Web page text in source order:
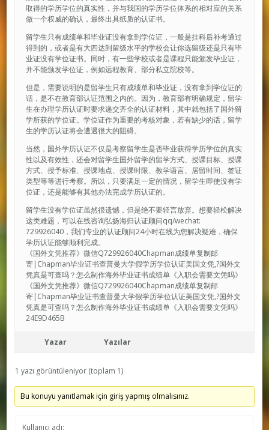
取得的学历学位的真实性，并与我国的学历学位体系的相对应的关系
做一个权威的确认，最终出具纸质的认证书。
留学生只有成绩单和毕业证没有拿到学位证，一般是挂科后补考通过
得到的，或者是有大四达到留级水平的学校会让你选留级还是只有毕
业证没有学位证书。同时，有一些学校或者是课程只能颁发毕业证，
并不能颁发学位证，例如远程教育、部分私立院校等。
但是，需要说明的是留学生只有成绩单和毕业证，没有拿到学位证的
话，是不在教育部认证范围之内的。因为，教育部有明确规定，留学
生在办理学历认证时要求递交齐全的认证材料，其中就包括了国外留
学所获的学位证。学位证作为重要的考核对象，若有缺少的话，留学
生的学历认证将会遭遇很大的阻碍。
当然，国外学历认证不仅是考察留学生是否毕业获得学历学位的真实
性以及有效性，还会对留学生国外留学的留学方式、授课目标、授课
方式、授予标准、授课地点、授课时限、教学语言、居留时间、签证
类型等等进行考察。所以，只要满足一定的情况，留学生即使没有学
位证，还是能够有其他办法完成学历认证的。
留学生没有学位证虽然很遗憾，但是绝不要轻言放弃。想要轻松解决
这类难题，可以在线咨询弘扬海归认证顾问qq/wechat:
729926040，我们专业的认证顾问24小时在线为您解决疑难，确保
学历认证能够顺利完成。
《国外文凭推荐》微信Q729926040Chapman成绩单复制邮
寄|Chapman毕业证书查普曼大学假学历学位认证美国文凭,?国外文
凭真是可查吗？怎么制作海外毕业证书成绩单《入职会需要文凭吗》
《国外文凭推荐》微信Q729926040Chapman成绩单复制邮
寄|Chapman毕业证书查普曼大学假学历学位认证美国文凭,?国外文
凭真是可查吗？怎么制作海外毕业证书成绩单《入职会需要文凭吗》
24E9D465B
Yazar Yazılar
1 yazı görüntüleniyor (toplam 1)
Bu konuyu yanıtlamak için giriş yapmış olmalısınız.
Kullanıcı adı: